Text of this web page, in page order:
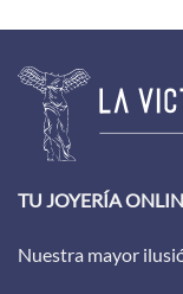
TU JOYERÍA
Nuestra mayor